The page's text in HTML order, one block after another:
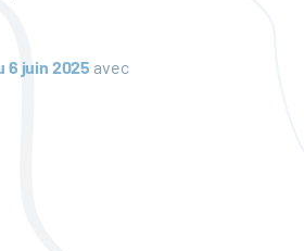
6 juin 2025 avec